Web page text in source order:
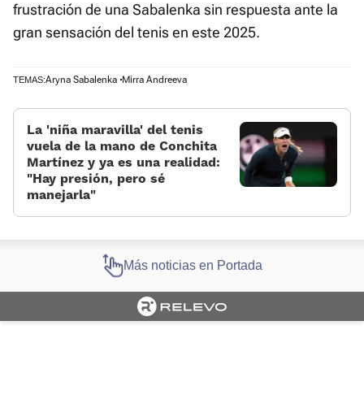
frustración de una Sabalenka sin respuesta ante la
gran sensación del tenis en este 2025.
TEMAS:Aryna Sabalenka Mirra Andreeva
La 'niña maravilla' del tenis
vuela de la mano de Conchita
Martínez y ya es una realidad:
«Hay presión, pero sé
manejarla»
Más noticias en Portada